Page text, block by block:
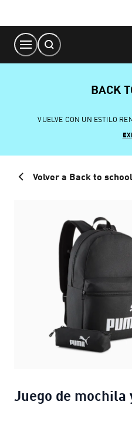
Content
BACK
VUELVE CON UN ESTILO
Volver a Back to school
Juego de mochila